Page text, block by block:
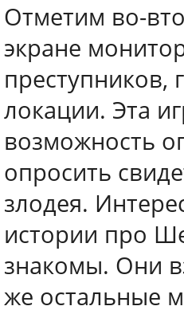
Отметим во-
экране
преступников,
локации. Эта
возможность
опросить
злодея.
истории про
знакомы. Они
же остальные